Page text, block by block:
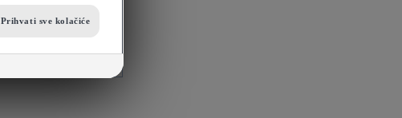
Prihvati sve kolačiće